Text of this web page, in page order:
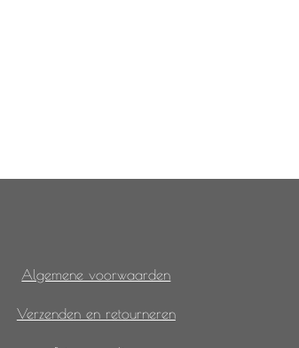
Algemene voorwaarden
Verzenden en retourneren